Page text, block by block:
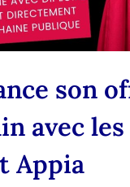
son
avec
Appia